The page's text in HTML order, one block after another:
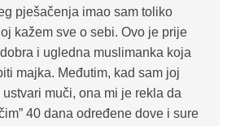
pješačenja imao sam toliko
kažem sve o sebi. Ovo je prije
i ugledna muslimanka koja
majka. Međutim, kad sam joj
ustvari muči, ona mi je rekla da
40 dana određene dove i sure